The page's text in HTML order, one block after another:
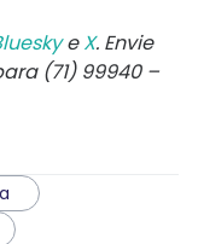
eX. Envie
(71) 99940 –